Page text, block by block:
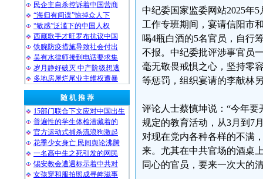
民企主自杀控诉着中国营商
“海归有间谍”惊掉众人下
“敏感”泛滥下的中国人权
西藏歌手才旺罗布抗议中国
铁腕防疫措施导致社会付出
吴有水律师接到电话要求集
岁月静好破灭 中产阶级想逃
多地房屋烂尾业主维权遭暴
随 机 推 荐
15部门联合下文应对中国出生
普遍性的学生体检潜藏着的
官方运动式捕杀流浪狗激起
花季少女身亡 民间舆论沸腾
一名高中生之死引发的网民
锡安教会遭遇标示着中共对
女孩穿和服拍照成寻衅滋事
中纪委国家监委网站2025年
工作专班期间，宴请信阳市
喝4瓶白酒的5名官员，自行
不报。中纪委批评涉事官员
毫无敬畏戒惧之心，坚持零
等惩罚，组织宴请的李献林
评论人士蔡慎坤说：“今年
规定的教育活动，从3月到7
对现在党内各种各样的不满
来。尤其在中共官场的酒桌
同心的官员，要来一次大的